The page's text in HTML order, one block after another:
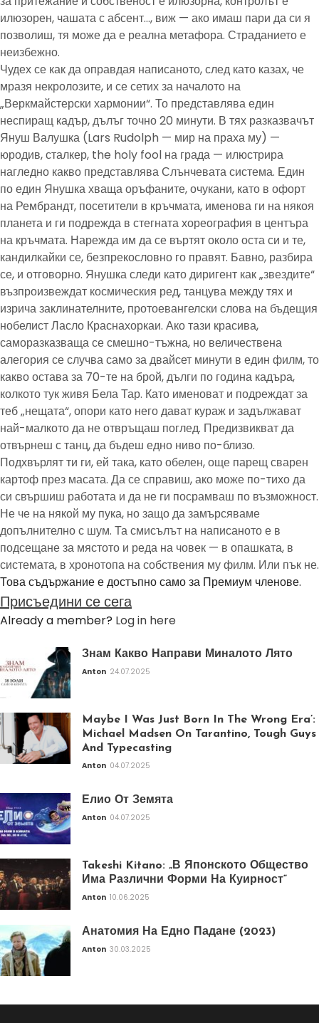
илюзорен, чашата с абсент…, виж — ако имаш пари да си я
позволиш, тя може да е реална метафора. Страданието е
неизбежно.
Чудех се как да оправдая написаното, след като казах, че
мразя некролозите, и се сетих за началото на
„Веркмайстерски хармонии“. То представлява един
неспиращ кадър, дълъг точно 20 минути. В тях разказвачът
Януш Валушка (Lars Rudolph — мир на праха му) —
юродив, сталкер, the holy fool на града — илюстрира
нагледно какво представлява Слънчевата система. Един
по един Янушка хваща оръфаните, очукани, като в офорт
на Рембрандт, посетители в кръчмата, именова ги на някоя
планета и ги подрежда в стегната хореография в центъра
на кръчмата. Нарежда им да се въртят около оста си и те,
кандилкайки се, безпрекословно го правят. Бавно, разбира
се, и отговорно. Янушка следи като диригент как „звездите“
възпроизвеждат космическия ред, танцува между тях и
изрича заклинателните, протоевангелски слова на бъдещия
нобелист Ласло Краснахоркаи. Ако тази красива,
саморазказваща се смешно-тъжна, но величествена
алегория се случва само за двайсет минути в един филм, то
какво остава за 70-те на брой, дълги по година кадъра,
колкото тук живя Бела Тар. Като именоват и подреждат за
теб „нещата“, опори като него дават кураж и задължават
най-малкото да не отвръщаш поглед. Предизвикват да
отвърнеш с танц, да бъдеш едно ниво по-близо.
Подхвърлят ти ги, ей така, като обелен, още парещ сварен
картоф през масата. Да се справиш, ако може по-тихо да
си свършиш работата и да не ги посрамваш по възможност.
Не че на някой му пука, но защо да замърсяваме
допълнително с шум. Та смисълът на написаното е в
подсещане за мястото и реда на човек — в опашката, в
системата, в хронотопа на собствения му филм. Или пък не.
Това съдържание е достъпно само за Премиум членове.
Присъедини се сега
Already a member? Log in here
Знам Какво Направи Миналото Лято
Anton 24.07.2025
Maybe I Was Just Born In The Wrong Era’:
Michael Madsen On Tarantino, Tough Guys
And Typecasting
Anton 04.07.2025
Елио От Земята
Anton 04.07.2025
Takeshi Kitano: „В Японското Общество
Има Различни Форми На Куирност“
Anton 10.06.2025
Анатомия На Едно Падане (2023)
Anton 30.03.2025